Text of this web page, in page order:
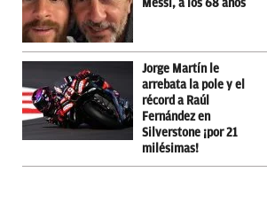
Messi, a los 68 años
Jorge Martín le
arrebata la pole y el
récord a Raúl
Fernández en
Silverstone ¡por 21
milésimas!